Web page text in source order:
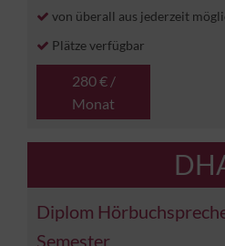
von überall aus jederzeit
Plätze verfügbar
280 € /
Monat
Diplom
Semester